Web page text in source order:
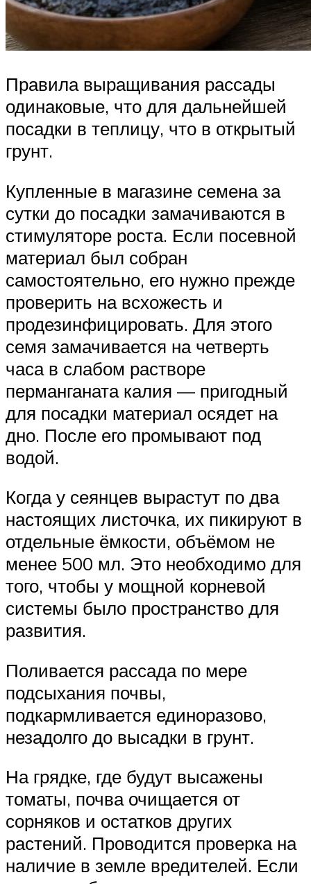
Правила выращивания рассады
одинаковые, что для дальнейшей
посадки в теплицу, что в открытый
грунт.
Купленные в магазине семена за
сутки до посадки замачиваются в
стимуляторе роста. Если посевной
материал был собран
самостоятельно, его нужно прежде
проверить на всхожесть и
продезинфицировать. Для этого
семя замачивается на четверть
часа в слабом растворе
перманганата калия — пригодный
для посадки материал осядет на
дно. После его промывают под
водой.
Когда у сеянцев вырастут по два
настоящих листочка, их пикируют в
отдельные ёмкости, объёмом не
менее 500 мл. Это необходимо для
того, чтобы у мощной корневой
системы было пространство для
развития.
Поливается рассада по мере
подсыхания почвы,
подкармливается единоразово,
незадолго до высадки в грунт.
На грядке, где будут высажены
томаты, почва очищается от
сорняков и остатков других
растений. Проводится проверка на
наличие в земле вредителей. Если